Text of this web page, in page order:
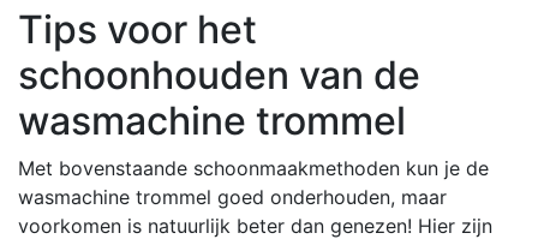
Tips voor het
schoonhouden van de
wasmachine trommel
Met bovenstaande schoonmaakmethoden kun je de
wasmachine trommel goed onderhouden, maar
voorkomen is natuurlijk beter dan genezen! Hier zijn